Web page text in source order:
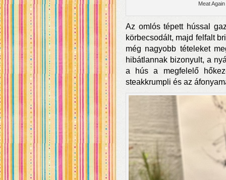
Meat
Az omlós tépett hússal
körbecsodált, majd felfalt
még nagyobb tételeket
hibátlannak bizonyult, a
a hús a megfelelő
steakkrumpli és az